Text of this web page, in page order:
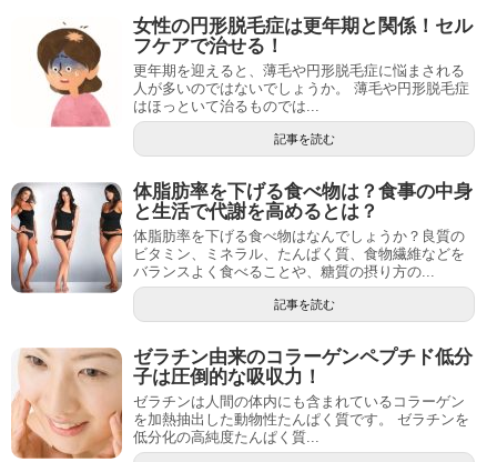
女性の円形脱毛症は更年期と関係！セル
フケアで治せる！
更年期を迎えると、薄毛や円形脱毛症に悩まされる
人が多いのではないでしょうか。 薄毛や円形脱毛症
はほっといて治るものでは...
記事を読む
体脂肪率を下げる食べ物は？食事の中身
と生活で代謝を高めるとは？
体脂肪率を下げる食べ物はなんでしょうか？良質の
ビタミン、ミネラル、たんぱく質、食物繊維などを
バランスよく食べることや、糖質の摂り方の...
記事を読む
ゼラチン由来のコラーゲンペプチド低分
子は圧倒的な吸収力！
ゼラチンは人間の体内にも含まれているコラーゲン
を加熱抽出した動物性たんぱく質です。 ゼラチンを
低分化の高純度たんぱく質...